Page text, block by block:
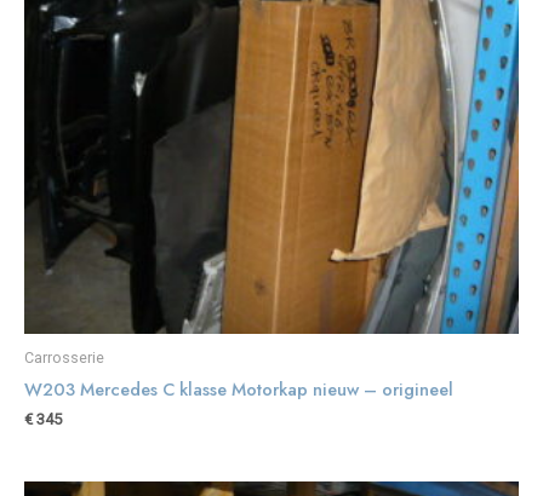
Carrosserie
W203 Mercedes C klasse Motorkap nieuw – origineel
€345